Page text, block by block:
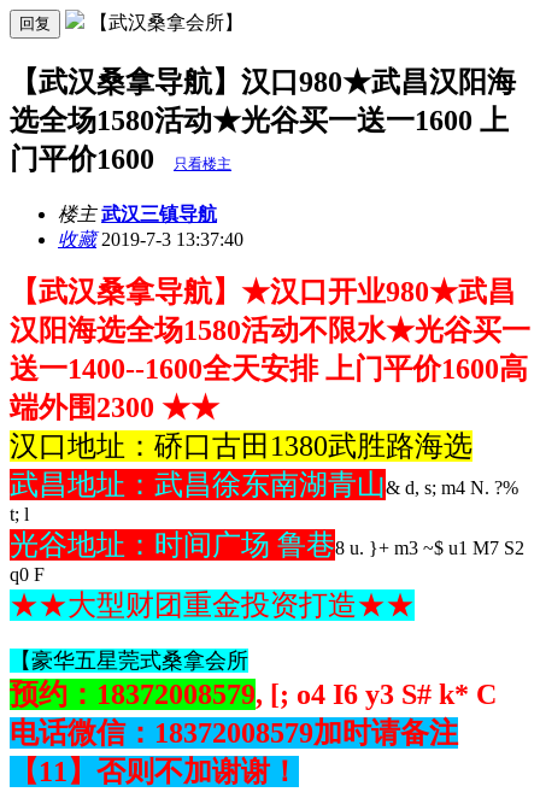
回复 【武汉桑拿会所】
【武汉桑拿导航】汉口980★武昌汉阳海
选全场1580活动★光谷买一送一1600 上
门平价1600
只看楼主
楼主 武汉三镇导航
收藏2019-7-3 13:37:40
【武汉桑拿导航】★汉口开业980★武昌
汉阳海选全场1580活动不限水★光谷买一
送一1400--1600全天安排 上门平价1600高
端外围2300 ★★
汉口地址：硚口古田1380武胜路海选
武昌地址：武昌徐东南湖青山& d, s; m4 N. ?%
t; l
光谷地址 ：时间广场 鲁巷8 u. }+ m3 ~$ u1 M7 S2
q0 F
★★大型财团重金投资打造★★
【豪华五星莞式桑拿会所
预约：18372008579, [; o4 I6 y3 S# k* C
电话微信：18372008579加时请备注
【11】否则不加谢谢！